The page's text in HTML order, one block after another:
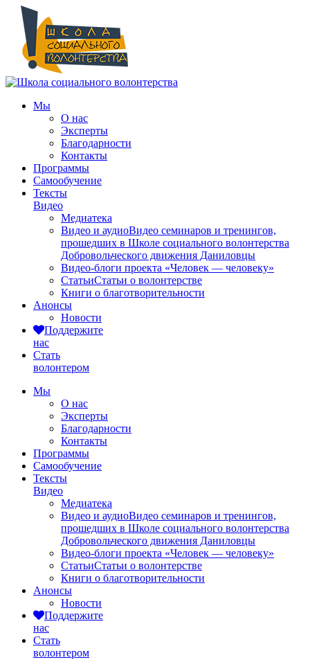
Мы
О нас
Эксперты
Благодарности
Контакты
Программы
Самообучение
Тексты
Видео
Медиатека
Видео и аудиоВидео семинаров и тренингов,
прошедших в Школе социального волонтерства
Добровольческого движения Даниловцы
Видео-блоги проекта «Человек — человеку»
СтатьиСтатьи о волонтерстве
Книги о благотворительности
Анонсы
Новости
Поддержите
нас
Стать
волонтером
Мы
О нас
Эксперты
Благодарности
Контакты
Программы
Самообучение
Тексты
Видео
Медиатека
Видео и аудиоВидео семинаров и тренингов,
прошедших в Школе социального волонтерства
Добровольческого движения Даниловцы
Видео-блоги проекта «Человек — человеку»
СтатьиСтатьи о волонтерстве
Книги о благотворительности
Анонсы
Новости
Поддержите
нас
Стать
волонтером